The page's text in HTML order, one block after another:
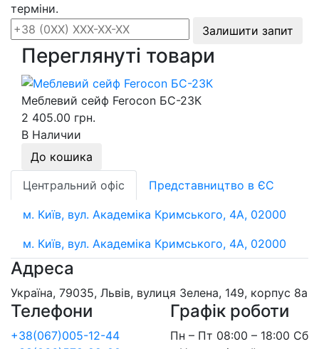
терміни.
Залишити запит
Переглянуті товари
Меблевий сейф Ferocon БС-23К
2 405.00 грн.
В Наличии
До кошика
Центральний офіс
Представництво в ЄС
м. Київ, вул. Академіка Кримського, 4А, 02000
м. Київ, вул. Академіка Кримського, 4А, 02000
Адреса
Україна, 79035, Львів, вулиця Зелена, 149, корпус 8а
Телефони
+38(067)005-12-44
Графік роботи
Пн – Пт 08:00 – 18:00 Сб